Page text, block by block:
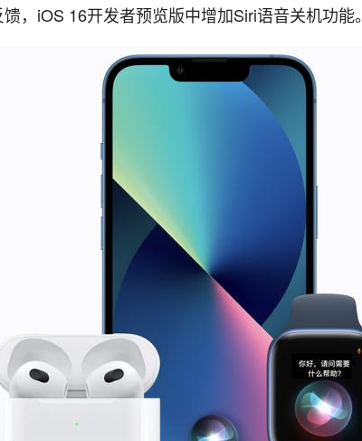
，iOS 16开发者预览版中增加Siri语音关机功能。